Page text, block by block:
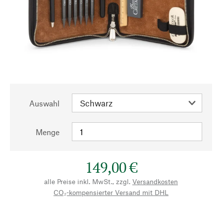
Auswahl
Menge
149,00 €
alle Preise inkl. MwSt., zzgl. Versandkosten
CO₂-kompensierter Versand mit DHL